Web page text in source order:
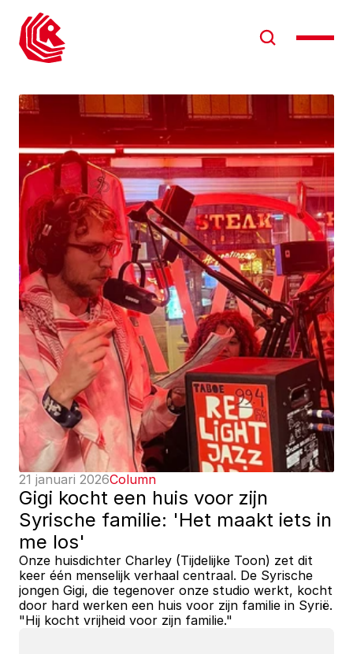
21 januari 2026Column
Gigi kocht een huis voor zijn
Syrische familie: 'Het maakt iets in
me los'
Onze huisdichter Charley (Tijdelijke Toon) zet dit
keer één menselijk verhaal centraal. De Syrische
jongen Gigi, die tegenover onze studio werkt, kocht
door hard werken een huis voor zijn familie in Syrië.
"Hij kocht vrijheid voor zijn familie."